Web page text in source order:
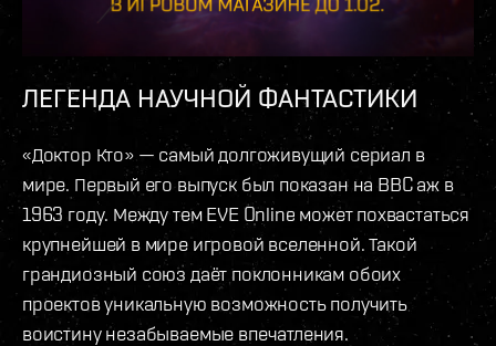
ЛЕГЕНДА НАУЧНОЙ ФАНТАСТИКИ
«Доктор Кто» — самый долгоживущий сериал в
мире. Первый его выпуск был показан на BBC аж в
1963 году. Между тем EVE Online может похвастаться
крупнейшей в мире игровой вселенной. Такой
грандиозный союз даёт поклонникам обоих
проектов уникальную возможность получить
воистину незабываемые впечатления.